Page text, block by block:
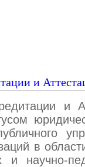
и
и
в
научно-